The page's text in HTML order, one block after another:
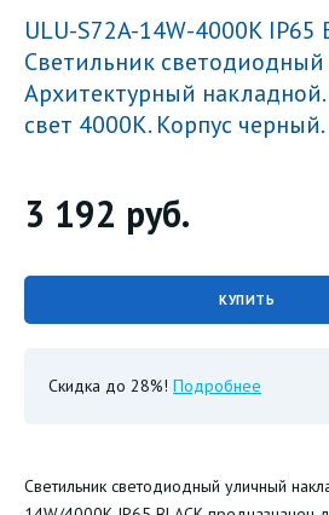
ULU-S72A-14W-4000K IP65 BLACK
Светильник
Архитектурный
свет 4000K. Корпус
3 192 руб.
КУПИТЬ
Скидка до 28%! Подробнее
Светильник светодиодный уличный